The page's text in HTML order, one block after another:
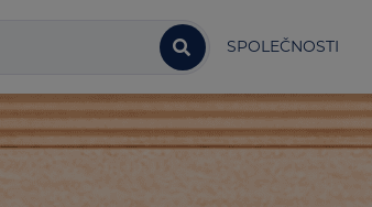
SPOLEČNOSTI